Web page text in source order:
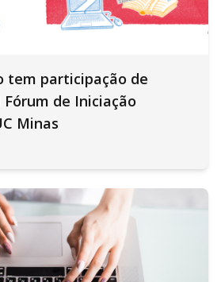
tem participação de
de Iniciação
Minas